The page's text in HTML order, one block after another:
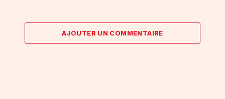
AJOUTER UN COMMENTAIRE